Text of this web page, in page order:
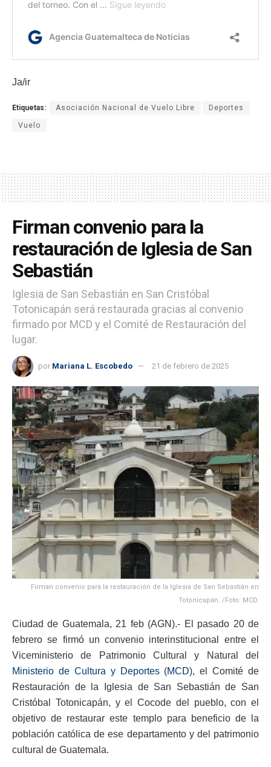
Ja/ir
Etiquetas: Asociación Nacional de Vuelo Libre Deportes
Vuelo
Firman convenio para la
restauración de Iglesia de San
Sebastián
Iglesia de San Sebastián en San Cristóbal
Totonicapán será restaurada gracias al convenio
firmado por MCD y el Comité de Restauración del
lugar.
por Mariana L. Escobedo 21 de febrero de 2025
Firman convenio para la restauración de la Iglesia de San Sebastián en
Totonicapán. /Foto: MCD.
Ciudad de Guatemala, 21 feb (AGN).- El pasado 20 de
febrero se firmó un convenio interinstitucional entre el
Viceministerio de Patrimonio Cultural y Natural del
Ministerio de Cultura y Deportes(MCD), el Comité de
Restauración de la Iglesia de San Sebastián de San
Cristóbal Totonicapán, y el Cocode del pueblo, con el
objetivo de restaurar este templo para beneficio de la
población católica de ese departamento y del patrimonio
cultural de Guatemala.